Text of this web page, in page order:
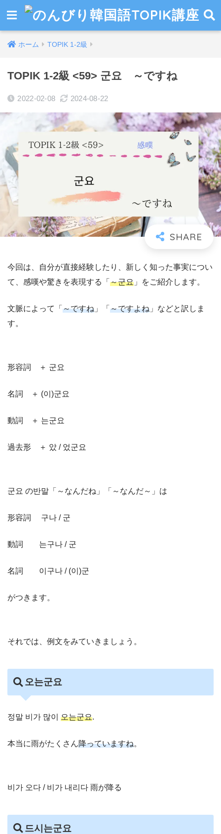
ホーム TOPIK 1-2級
TOPIK 1-2級 <59> 군요 ～ですね
2022-02-08 2024-08-22
今回は、自分が直接経験したり、新しく知った事実につい
て、感嘆や驚きを表現する「 ～군요 」をご紹介します。
文脈によって「 ～ですね 」「 ～ですよね 」などと訳しま
す。
形容詞 ＋ 군요
名詞 ＋ (이)군요
動詞 ＋ 는군요
過去形 ＋ 았 / 었군요
군요 の반말「～なんだね」「～なんだ～」は
形容詞 구나 / 군
動詞 는구나 / 군
名詞 이구나 / (이)군
がつきます。
それでは、例文をみていきましょう。
오는군요
정말 비가 많이 오는군요.
本当に雨がたくさん降っていますね。
비가 오다 / 비가 내리다 雨が降る
드시는군요